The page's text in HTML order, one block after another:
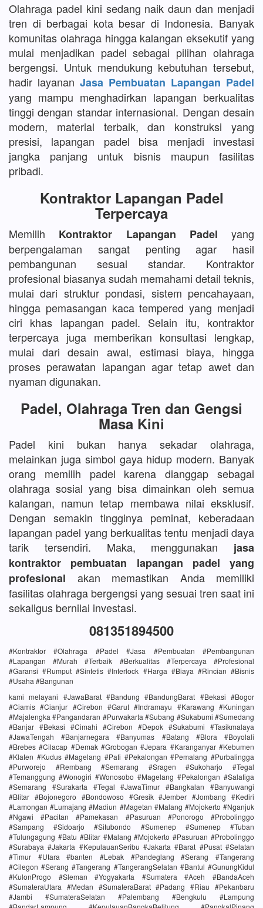
Olahraga padel kini sedang naik daun dan menjadi
tren di berbagai kota besar di Indonesia. Banyak
komunitas olahraga hingga kalangan eksekutif yang
mulai menjadikan padel sebagai pilihan olahraga
bergengsi. Untuk mendukung kebutuhan tersebut,
hadir layanan Jasa Pembuatan Lapangan Padel
yang mampu menghadirkan lapangan berkualitas
tinggi dengan standar internasional. Dengan desain
modern, material terbaik, dan konstruksi yang
presisi, lapangan padel bisa menjadi investasi
jangka panjang untuk bisnis maupun fasilitas
pribadi.
Kontraktor Lapangan Padel
Terpercaya
Memilih Kontraktor Lapangan Padel yang
berpengalaman sangat penting agar hasil
pembangunan sesuai standar. Kontraktor
profesional biasanya sudah memahami detail teknis,
mulai dari struktur pondasi, sistem pencahayaan,
hingga pemasangan kaca tempered yang menjadi
ciri khas lapangan padel. Selain itu, kontraktor
terpercaya juga memberikan konsultasi lengkap,
mulai dari desain awal, estimasi biaya, hingga
proses perawatan lapangan agar tetap awet dan
nyaman digunakan.
Padel, Olahraga Tren dan Gengsi
Masa Kini
Padel kini bukan hanya sekadar olahraga,
melainkan juga simbol gaya hidup modern. Banyak
orang memilih padel karena dianggap sebagai
olahraga sosial yang bisa dimainkan oleh semua
kalangan, namun tetap membawa nilai eksklusif.
Dengan semakin tingginya peminat, keberadaan
lapangan padel yang berkualitas tentu menjadi daya
tarik tersendiri. Maka, menggunakan jasa
kontraktor pembuatan lapangan padel yang
profesional akan memastikan Anda memiliki
fasilitas olahraga bergengsi yang sesuai tren saat ini
sekaligus bernilai investasi.
081351894500
#Kontraktor #Olahraga #Padel #Jasa #Pembuatan #Pembangunan
#Lapangan #Murah #Terbaik #Berkualitas #Terpercaya #Profesional
#Garansi #Rumput #Sintetis #Interlock #Harga #Biaya #Rincian #Bisnis
#Usaha #Bangunan
kami melayani #JawaBarat #Bandung #BandungBarat #Bekasi #Bogor
#Ciamis #Cianjur #Cirebon #Garut #Indramayu #Karawang #Kuningan
#Majalengka #Pangandaran #Purwakarta #Subang #Sukabumi #Sumedang
#Banjar #Bekasi #Cimahi #Cirebon #Depok #Sukabumi #Tasikmalaya
#JawaTengah #Banjarnegara #Banyumas #Batang #Blora #Boyolali
#Brebes #Cilacap #Demak #Grobogan #Jepara #Karanganyar #Kebumen
#Klaten #Kudus #Magelang #Pati #Pekalongan #Pemalang #Purbalingga
#Purworejo #Rembang #Semarang #Sragen #Sukoharjo #Tegal
#Temanggung #Wonogiri #Wonosobo #Magelang #Pekalongan #Salatiga
#Semarang #Surakarta #Tegal #JawaTimur #Bangkalan #Banyuwangi
#Blitar #Bojonegoro #Bondowoso #Gresik #Jember #Jombang #Kediri
#Lamongan #Lumajang #Madiun #Magetan #Malang #Mojokerto #Nganjuk
#Ngawi #Pacitan #Pamekasan #Pasuruan #Ponorogo #Probolinggo
#Sampang #Sidoarjo #Situbondo #Sumenep #Sumenep #Tuban
#Tulungagung #Batu #Blitar #Malang #Mojokerto #Pasuruan #Probolinggo
#Surabaya #Jakarta #KepulauanSeribu #Jakarta #Barat #Pusat #Selatan
#Timur #Utara #banten #Lebak #Pandeglang #Serang #Tangerang
#Cilegon #Serang #Tangerang #TangerangSelatan #Bantul #GunungKidul
#KulonProgo #Sleman #Yogyakarta #Sumatera #Aceh #BandaAceh
#SumateraUtara #Medan #SumateraBarat #Padang #Riau #Pekanbaru
#Jambi #SumateraSelatan #Palembang #Bengkulu #Lampung